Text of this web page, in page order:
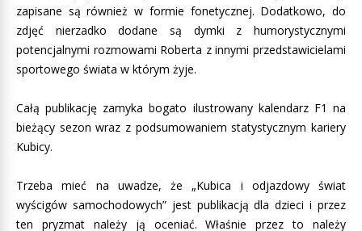
zapisane są również w formie fonetycznej. Dodatkowo, do
zdjęć nierzadko dodane są dymki z humorystycznymi
potencjalnymi rozmowami Roberta z innymi przedstawicielami
sportowego świata w którym żyje.
Całą publikację zamyka bogato ilustrowany kalendarz F1 na
bieżący sezon wraz z podsumowaniem statystycznym kariery
Kubicy.
Trzeba mieć na uwadze, że „Kubica i odjazdowy świat
wyścigów samochodowych” jest publikacją dla dzieci i przez
ten pryzmat należy ją oceniać. Właśnie przez to należy